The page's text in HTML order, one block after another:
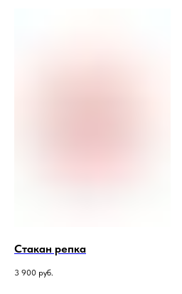
Стакан репка
3 900 руб.